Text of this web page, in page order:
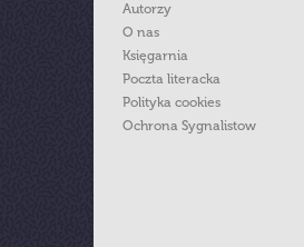
Autorzy
O nas
Księgarnia
Poczta literacka
Polityka cookies
Ochrona Sygnalistow